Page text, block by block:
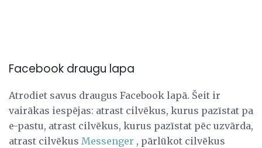
Facebook draugu lapa
Atrodiet savus draugus Facebook lapā. Šeit ir
vairākas iespējas: atrast cilvēkus, kurus pazīstat pa
e-pastu, atrast cilvēkus, kurus pazīstat pēc uzvārda,
atrast cilvēkus Messenger , pārlūkot cilvēkus